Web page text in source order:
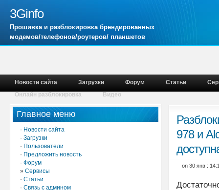
3Ginfo
Прошивка и разблокировка брендированных
модемов/телефонов/роутеров/ планшетов
Новости сайта Загрузки Форум Статьи
Онлайн разблокировка
Видео
Главное меню
· Новости сайта
· Загрузки
· Пользователи
· Предложить новость
· Форум
» Сервисы
· Статьи
· Связь с админом
978 и
on 30 янв :